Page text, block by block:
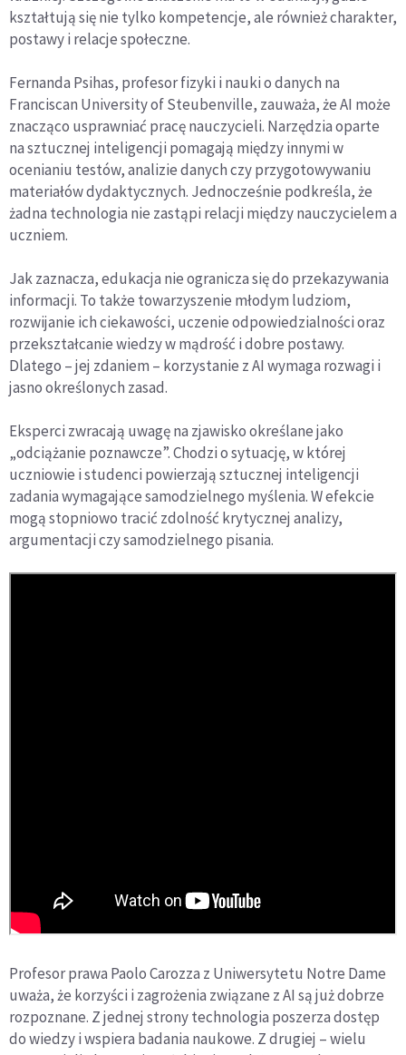
kształtują się nie tylko kompetencje, ale również charakter,
postawy i relacje społeczne.
Fernanda Psihas, profesor fizyki i nauki o danych na
Franciscan University of Steubenville, zauważa, że AI może
znacząco usprawniać pracę nauczycieli. Narzędzia oparte
na sztucznej inteligencji pomagają między innymi w
ocenianiu testów, analizie danych czy przygotowywaniu
materiałów dydaktycznych. Jednocześnie podkreśla, że
żadna technologia nie zastąpi relacji między nauczycielem a
uczniem.
Jak zaznacza, edukacja nie ogranicza się do przekazywania
informacji. To także towarzyszenie młodym ludziom,
rozwijanie ich ciekawości, uczenie odpowiedzialności oraz
przekształcanie wiedzy w mądrość i dobre postawy.
Dlatego – jej zdaniem – korzystanie z AI wymaga rozwagi i
jasno określonych zasad.
Eksperci zwracają uwagę na zjawisko określane jako
„odciążanie poznawcze”. Chodzi o sytuację, w której
uczniowie i studenci powierzają sztucznej inteligencji
zadania wymagające samodzielnego myślenia. W efekcie
mogą stopniowo tracić zdolność krytycznej analizy,
argumentacji czy samodzielnego pisania.
Profesor prawa Paolo Carozza z Uniwersytetu Notre Dame
uważa, że korzyści i zagrożenia związane z AI są już dobrze
rozpoznane. Z jednej strony technologia poszerza dostęp
do wiedzy i wspiera badania naukowe. Z drugiej – wielu